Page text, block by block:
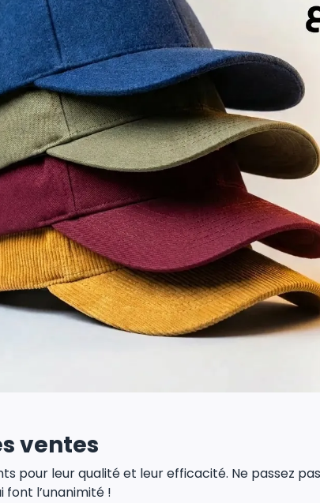
ventes
pour leur qualité et leur efficacité. Ne passez
l’unanimité !